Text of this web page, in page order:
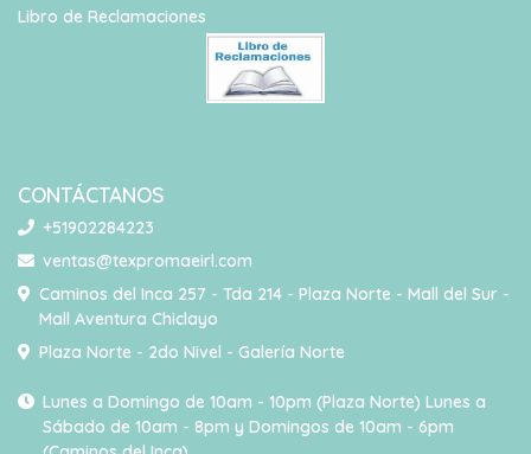
Libro de Reclamaciones
CONTÁCTANOS
+51902284223
ventas@texpromaeirl.com
Caminos del Inca 257 - Tda 214 - Plaza Norte - Mall del Sur -
Mall Aventura Chiclayo
Plaza Norte - 2do Nivel - Galería Norte
Lunes a Domingo de 10am - 10pm (Plaza Norte) Lunes a
Sábado de 10am - 8pm y Domingos de 10am - 6pm